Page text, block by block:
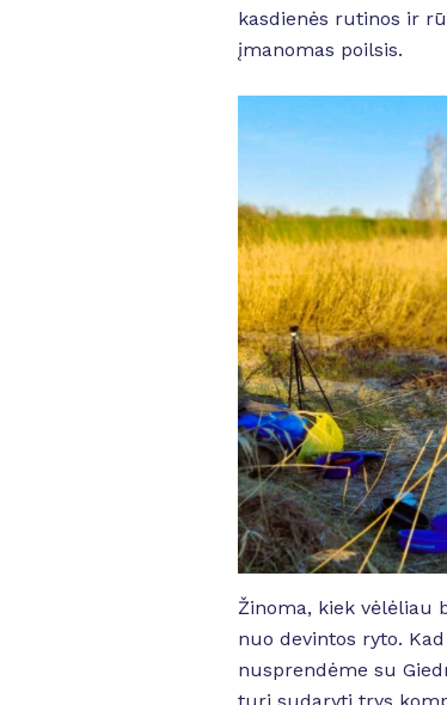
kasdienės rutinos ir
įmanomas poilsis.
Žinoma, kiek vėlėliau
nuo devintos ryto.
nusprendėme su